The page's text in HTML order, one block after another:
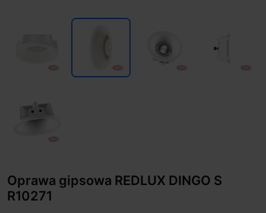
Oprawa gipsowa REDLUX DINGO S
R10271